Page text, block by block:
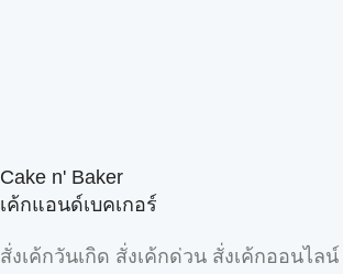
Cake n' Baker
เค้กแอนด์เบคเกอร์
สั่งเค้กวันเกิด สั่งเค้กด่วน สั่งเค้กออนไล